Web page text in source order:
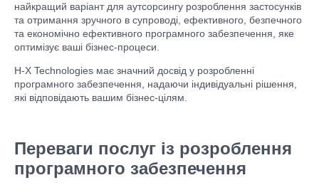
найкращий варіант для аутсорсингу розроблення застосунків
та отримання зручного в супроводі, ефективного, безпечного
та економічно ефективного програмного забезпечення, яке
оптимізує ваші бізнес-процеси.
H-X Technologies має значний досвід у розробленні
програмного забезпечення, надаючи індивідуальні рішення,
які відповідають вашим бізнес-цілям.
Переваги послуг із розроблення
програмного забезпечення